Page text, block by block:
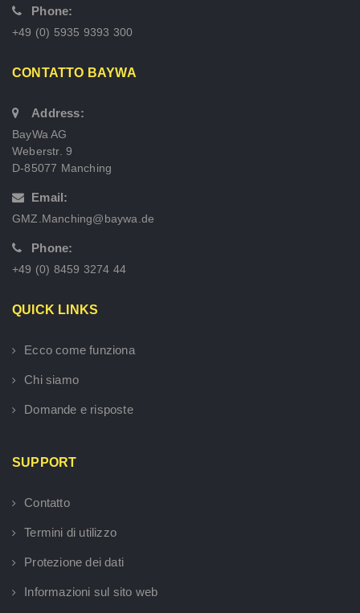
Phone:
+49 (0) 5935 9393 300
CONTATTO BAYWA
Address:
BayWa AG
Weberstr. 9
D-85077 Manching
Email:
GMZ.Manching@baywa.de
Phone:
+49 (0) 8459 3274 44
QUICK LINKS
Ecco come funziona
Chi siamo
Domande e risposte
SUPPORT
Contatto
Termini di utilizzo
Protezione dei dati
Informazioni sul sito web